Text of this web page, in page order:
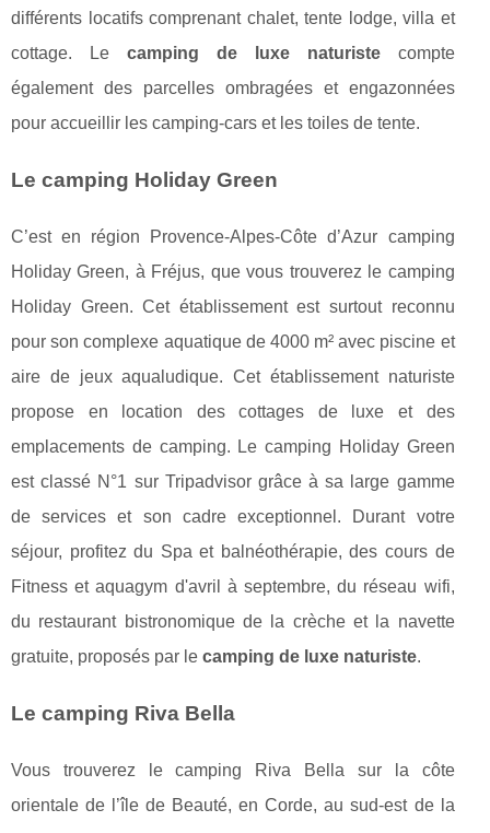
différents locatifs comprenant chalet, tente lodge, villa et
cottage. Le camping de luxe naturistecompte
également des parcelles ombragées et engazonnées
pour accueillir les camping-cars et les toiles de tente.
Le camping Holiday Green
C’est en région Provence-Alpes-Côte d’Azur camping
Holiday Green, à Fréjus, que vous trouverez le camping
Holiday Green. Cet établissement est surtout reconnu
pour son complexe aquatique de 4000 m² avec piscine et
aire de jeux aqualudique. Cet établissement naturiste
propose en location des cottages de luxe et des
emplacements de camping. Le camping Holiday Green
est classé N°1 sur Tripadvisor grâce à sa large gamme
de services et son cadre exceptionnel. Durant votre
séjour, profitez du Spa et balnéothérapie, des cours de
Fitness et aquagym d'avril à septembre, du réseau wifi,
du restaurant bistronomique de la crèche et la navette
gratuite, proposés par le camping de luxe naturiste.
Le camping Riva Bella
Vous trouverez le camping Riva Bella sur la côte
orientale de l’île de Beauté, en Corde, au sud-est de la